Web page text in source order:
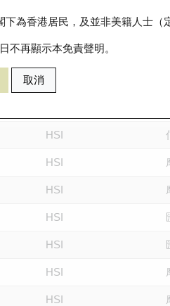
下為香港居民，及並非美籍人士（
不再顯示本免責聲明。
取消
銀牛證 HSI 恒生指
*你可以選擇最多五隻牛熊證
HSI
HSI
HSI
HSI
HSI
HSI
HSI